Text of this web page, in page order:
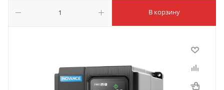
В корзину